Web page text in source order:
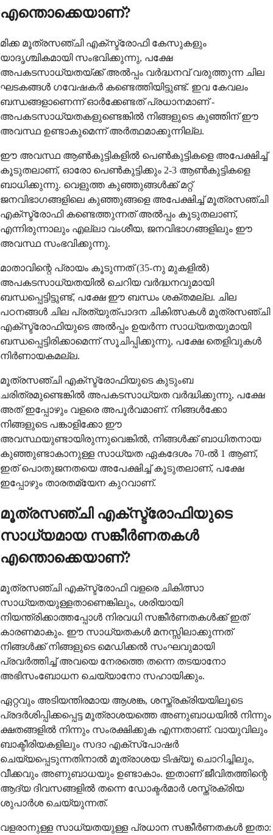
എന്തൊക്കെയാണ്?
മിക്ക മൂത്രസഞ്ചി എക്സ്ട്രോഫി കേസുകളും
യാദൃശ്ചികമായി സംഭവിക്കുന്നു, പക്ഷേ
അപകടസാധ്യതയ്ക്ക് അൽപ്പം വർദ്ധനവ് വരുത്തുന്ന ചില
ഘടകങ്ങൾ ഗവേഷകർ കണ്ടെത്തിയിട്ടുണ്ട്. ഇവ കേവലം
ബന്ധങ്ങളാണെന്ന് ഓർക്കേണ്ടത് പ്രധാനമാണ് -
അപകടസാധ്യതകളുണ്ടെങ്കിൽ നിങ്ങളുടെ കുഞ്ഞിന് ഈ
അവസ്ഥ ഉണ്ടാകുമെന്ന് അർത്ഥമാക്കുന്നില്ല.
ഈ അവസ്ഥ ആൺകുട്ടികളിൽ പെൺകുട്ടികളെ അപേക്ഷിച്ച്
കൂടുതലാണ്, ഓരോ പെൺകുട്ടിക്കും 2-3 ആൺകുട്ടികളെ
ബാധിക്കുന്നു. വെളുത്ത കുഞ്ഞുങ്ങൾക്ക് മറ്റ്
ജനവിഭാഗങ്ങളിലെ കുഞ്ഞുങ്ങളെ അപേക്ഷിച്ച് മൂത്രസഞ്ചി
എക്സ്ട്രോഫി കണ്ടെത്തുന്നത് അൽപ്പം കൂടുതലാണ്,
എന്നിരുന്നാലും എല്ലാ വംശീയ, ജനവിഭാഗങ്ങളിലും ഈ
അവസ്ഥ സംഭവിക്കുന്നു.
മാതാവിന്റെ പ്രായം കൂടുന്നത് (35-നു മുകളിൽ)
അപകടസാധ്യതയിൽ ചെറിയ വർദ്ധനവുമായി
ബന്ധപ്പെട്ടിട്ടുണ്ട്, പക്ഷേ ഈ ബന്ധം ശക്തമല്ല. ചില
പഠനങ്ങൾ ചില പ്രത്യുത്പാദന ചികിത്സകൾ മൂത്രസഞ്ചി
എക്സ്ട്രോഫിയുടെ അൽപ്പം ഉയർന്ന സാധ്യതയുമായി
ബന്ധപ്പെട്ടിരിക്കാമെന്ന് സൂചിപ്പിക്കുന്നു, പക്ഷേ തെളിവുകൾ
നിർണായകമല്ല.
മൂത്രസഞ്ചി എക്സ്ട്രോഫിയുടെ കുടുംബ
ചരിത്രമുണ്ടെങ്കിൽ അപകടസാധ്യത വർദ്ധിക്കുന്നു, പക്ഷേ
അത് ഇപ്പോഴും വളരെ അപൂർവമാണ്. നിങ്ങൾക്കോ
നിങ്ങളുടെ പങ്കാളിക്കോ ഈ
അവസ്ഥയുണ്ടായിരുന്നുവെങ്കിൽ, നിങ്ങൾക്ക് ബാധിതനായ
കുഞ്ഞുണ്ടാകാനുള്ള സാധ്യത ഏകദേശം 70-ൽ 1 ആണ്,
ഇത് പൊതുജനതയെ അപേക്ഷിച്ച് കൂടുതലാണ്, പക്ഷേ
ഇപ്പോഴും താരതമ്യേന കുറവാണ്.
മൂത്രസഞ്ചി എക്സ്ട്രോഫിയുടെ
സാധ്യമായ സങ്കീർണതകൾ
എന്തൊക്കെയാണ്?
മൂത്രസഞ്ചി എക്സ്ട്രോഫി വളരെ ചികിത്സാ
സാധ്യതയുള്ളതാണെങ്കിലും, ശരിയായി
നിയന്ത്രിക്കാത്തപ്പോൾ നിരവധി സങ്കീർണതകൾക്ക് ഇത്
കാരണമാകും. ഈ സാധ്യതകൾ മനസ്സിലാക്കുന്നത്
നിങ്ങൾക്ക് നിങ്ങളുടെ മെഡിക്കൽ സംഘവുമായി
പ്രവർത്തിച്ച് അവയെ നേരത്തെ തന്നെ തടയാനോ
അഭിസംബോധന ചെയ്യാനോ സഹായിക്കും.
ഏറ്റവും അടിയന്തിരമായ ആശങ്ക, ശസ്ത്രക്രിയയിലൂടെ
പ്രദർശിപ്പിക്കപ്പെട്ട മൂത്രാശയത്തെ അണുബാധയിൽ നിന്നും
ക്ഷതങ്ങളിൽ നിന്നും സംരക്ഷിക്കുക എന്നതാണ്. വായുവിലും
ബാക്ടീരിയകളിലും സദാ എക്സ്പോഷർ
ചെയ്യപ്പെടുന്നതിനാൽ മൂത്രാശയ ടിഷ്യൂ ചൊറിച്ചിലും,
വീക്കവും അണുബാധയും ഉണ്ടാകാം. ഇതാണ് ജീവിതത്തിന്റെ
ആദ്യ ദിവസങ്ങളിൽ തന്നെ ഡോക്ടർമാർ ശസ്ത്രക്രിയ
ശുപാർശ ചെയ്യുന്നത്.
വളരാനുള്ള സാധ്യതയുള്ള പ്രധാന സങ്കീർണതകൾ ഇതാ: